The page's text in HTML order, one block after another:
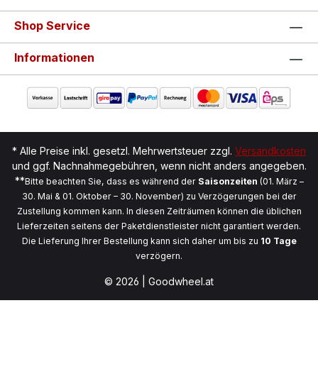
Shop Service
Informationen
* Alle Preise inkl. gesetzl. Mehrwertsteuer zzgl. Versandkosten
und ggf. Nachnahmegebühren, wenn nicht anders angegeben.
**Bitte beachten Sie, dass es während der Saisonzeiten (01. März –
30. Mai & 01. Oktober – 30. November) zu Verzögerungen bei der
Zustellung kommen kann. In diesen Zeiträumen können die üblichen
Lieferzeiten seitens der Paketdienstleister nicht garantiert werden.
Die Lieferung Ihrer Bestellung kann sich daher um bis zu 10 Tage
verzögern.
© 2026 | Goodwheel.at